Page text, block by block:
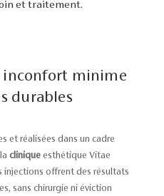
et traitement.
inconfort minime
durables
et réalisées dans un cadre
cliniqueesthétique Vitae
injections offrent des résultats
sans chirurgie ni éviction